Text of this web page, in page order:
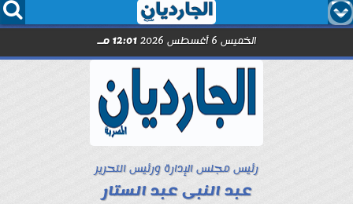
  
الخميس 6 أغسطس 2026 12:01 مـ
رئيس مجلس الإدارة ورئيس التحرير
عبد النبى عبد الستار